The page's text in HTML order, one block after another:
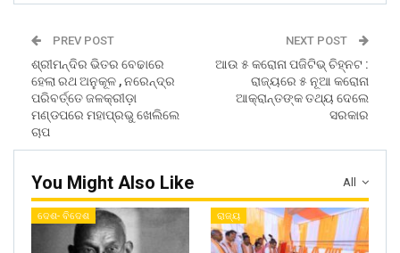
PREV POST
ଶ୍ରୀମନ୍ଦିର ଭିତର ବେଢାରେ
ହେଲା ରଥ ଅନୁକୂଳ , ନରେନ୍ଦ୍ର
ପରିବର୍ତ୍ତେ ଜଳକ୍ରୀଡ଼ା
ମଣ୍ଡପରେ ମହାପ୍ରଭୁ ଖେଲିଲେ
ଚାପ
NEXT POST
ଆଉ ୫ କରୋନା ପଜିଟିଭ୍ ଚିହ୍ନଟ :
ରାଜ୍ୟରେ ୫ ନୂଆ କରୋନା
ଆକ୍ରାନ୍ତଙ୍କ ତଥ୍ୟ ଦେଲେ
ସରକାର
All
You Might Also Like
ଦେଶ- ବିଦେଶ ରାଜ୍ୟ